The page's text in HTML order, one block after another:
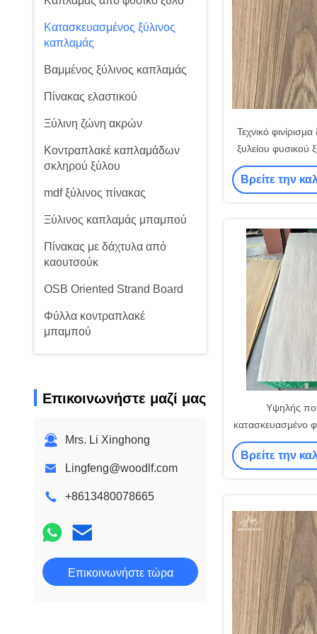
Κατασκευασμένος ξύλινος
καπλαμάς
Βαμμένος ξύλινος καπλαμάς
Πίνακας ελαστικού
Ξύλινη ζώνη ακρών
Κοντραπλακέ καπλαμάδων
σκληρού ξύλου
mdf ξύλινος πίνακας
Ξύλινος καπλαμάς μπαμπού
Πίνακας με δάχτυλα από
καουτσούκ
OSB Oriented Strand Board
Φύλλα κοντραπλακέ
μπαμπού
Επικοινωνήστε μαζί μας
Mrs. Li Xinghong
Lingfeng@woodlf.com
+8613480078665
Επικοινωνήστε τώρα
Τεχνικό
ξυλείου φυσικού
κατασκευή
Βρείτε την
Υψηλής
κατασκευασμένο
βελανιδιού
Y-
Βρείτε την